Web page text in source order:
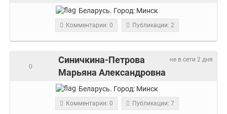
Беларусь. Город: Минск
Комментарии: 0 Публикации: 2
не в сети 2 дня
Синичкина-Петрова
Марьяна Александровна
0
Беларусь. Город: Минск
Комментарии: 0 Публикации: 7